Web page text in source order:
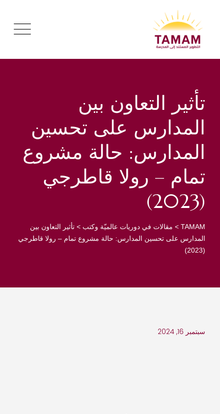
تأثير التعاون بين
المدارس على تحسين
المدارس: حالة مشروع
تمام – رولا قاطرجي
(2023)
TAMAM
> مقالات في دوريات عالميّة وكتب > تأثير التعاون بين
المدارس على تحسين المدارس: حالة مشروع تمام – رولا قاطرجي
(2023)
سبتمبر 16, 2024